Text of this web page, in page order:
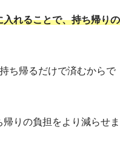
れることで、持ち帰りの
ち帰るだけで済むからで
りの負担をより減らせま